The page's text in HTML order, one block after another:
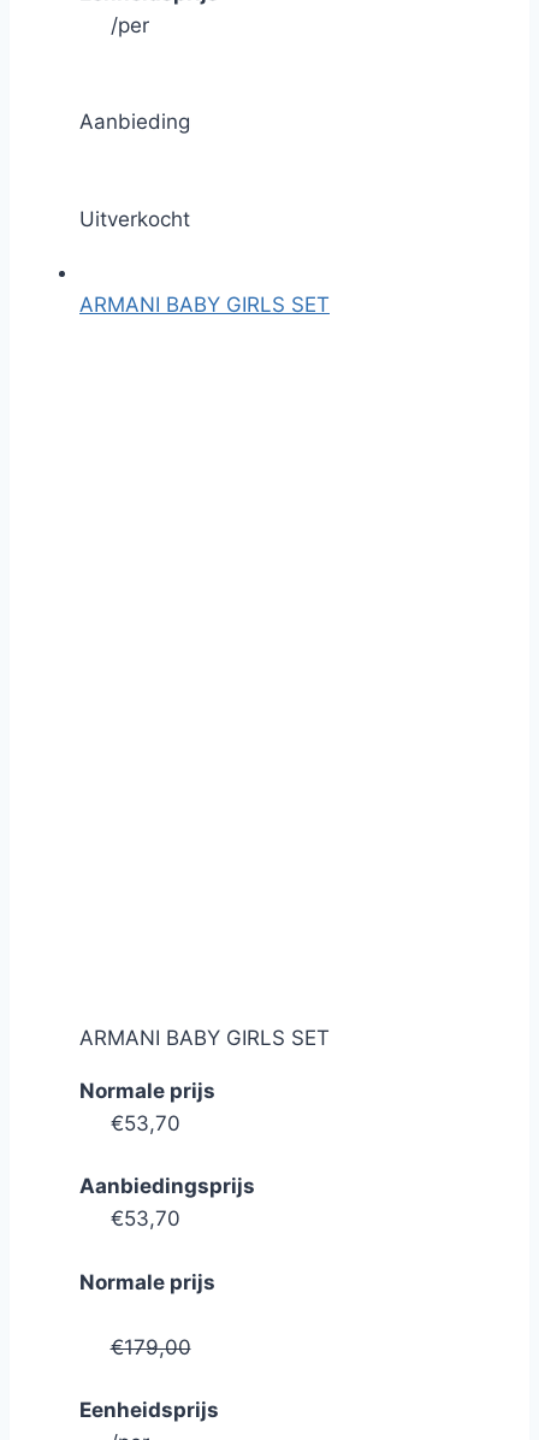
/per
Aanbieding
Uitverkocht
ARMANI BABY GIRLS SET
ARMANI BABY GIRLS SET
Normale prijs
€53,70
Aanbiedingsprijs
€53,70
Normale prijs
€179,00
Eenheidsprijs